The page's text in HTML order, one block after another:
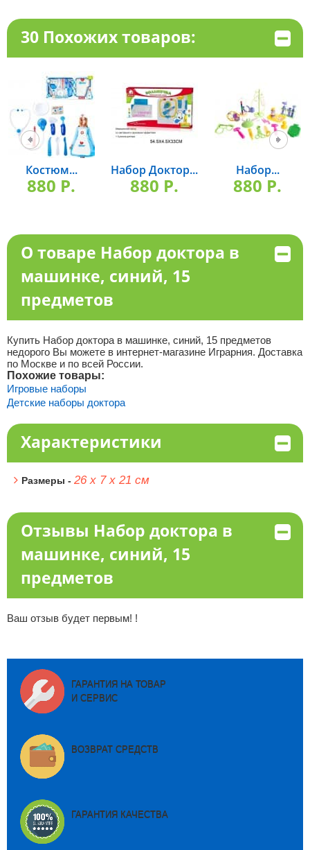
30 Похожих товаров:
Костюм...
880 P.
Набор Доктор...
880 P.
Набор...
880 P.
О товаре Набор доктора в
машинке, синий, 15
предметов
Купить Набор доктора в машинке, синий, 15 предметов
недорого Вы можете в интернет-магазине Играрния. Доставка
по Москве и по всей России.
Похожие товары:
Игровые наборы
Детские наборы доктора
Характеристики
Размеры - 26 х 7 х 21 см
Отзывы Набор доктора в
машинке, синий, 15
предметов
Ваш отзыв будет первым! !
ГАРАНТИЯ НА ТОВАР
И СЕРВИС
ВОЗВРАТ СРЕДСТВ
ГАРАНТИЯ КАЧЕСТВА